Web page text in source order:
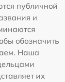
публичной
и
обозначить
Наша
их